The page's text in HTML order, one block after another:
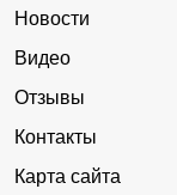
Новости
Видео
Отзывы
Контакты
Карта сайта